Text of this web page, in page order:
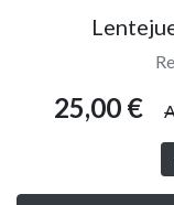
25,00 €